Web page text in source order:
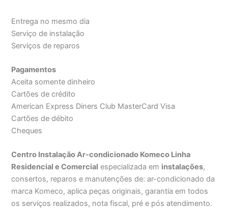
Entrega no mesmo dia
Serviço de instalação
Serviços de reparos
Pagamentos
Aceita somente dinheiro
Cartões de crédito
American Express Diners Club MasterCard Visa
Cartões de débito
Cheques
Centro Instalação Ar-condicionado Komeco Linha
Residencial e Comercial especializada em instalações,
consertos, reparos e manutenções de: ar-condicionado da
marca Komeco, aplica peças originais, garantia em todos
os serviços realizados, nota fiscal, pré e pós atendimento.